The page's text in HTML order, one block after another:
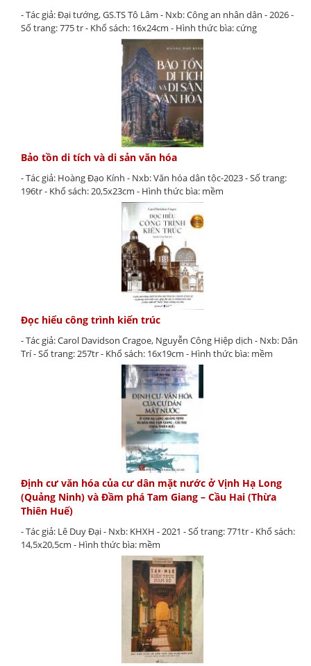
- Tác giả: Đại tướng, GS.TS Tô Lâm - Nxb: Công an nhân dân - 2026 -
Số trang: 775 tr - Khổ sách: 16x24cm - Hình thức bìa: cứng
Bảo tồn di tích và di sản văn hóa
- Tác giả: Hoàng Đạo Kính - Nxb: Văn hóa dân tộc-2023 - Số trang:
196tr - Khổ sách: 20,5x23cm - Hình thức bìa: mềm
Đọc hiểu công trình kiến trúc
- Tác giả: Carol Davidson Cragoe, Nguyễn Công Hiệp dịch - Nxb: Dân
Trí - Số trang: 257tr - Khổ sách: 16x19cm - Hình thức bìa: mềm
Định cư văn hóa của cư dân mặt nước ở Vịnh Hạ Long
(Quảng Ninh) và Đầm phá Tam Giang – Cầu Hai (Thừa
Thiên Huế)
- Tác giả: Lê Duy Đại - Nxb: KHXH - 2021 - Số trang: 771tr - Khổ sách:
14,5x20,5cm - Hình thức bìa: mềm